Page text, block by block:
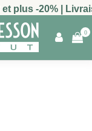
plus -20% |
0